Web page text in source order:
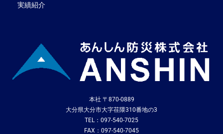
実績紹介
本社 〒870-0889
大分県大分市大字荏隈310番地の3
TEL：097-540-7025
FAX：097-540-7045